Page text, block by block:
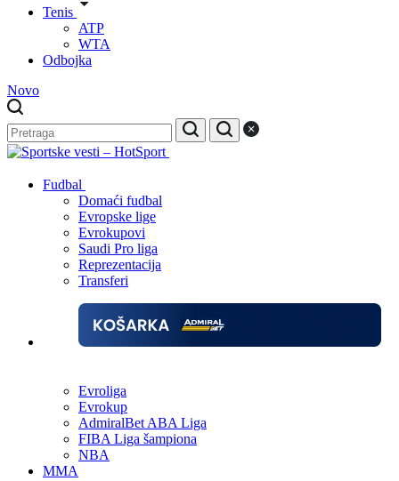
Tenis
ATP
WTA
Odbojka
Novo
Fudbal
Domaći fudbal
Evropske lige
Evrokupovi
Saudi Pro liga
Reprezentacija
Transferi
Evroliga
Evrokup
AdmiralBet ABA Liga
FIBA Liga šampiona
NBA
MMA